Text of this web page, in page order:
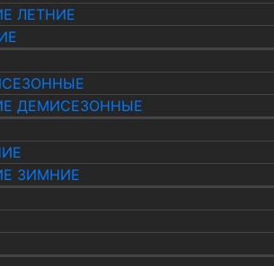
ЛЕТНИЕ
ДЕМИСЕЗОННЫЕ
ЗИМНИЕ